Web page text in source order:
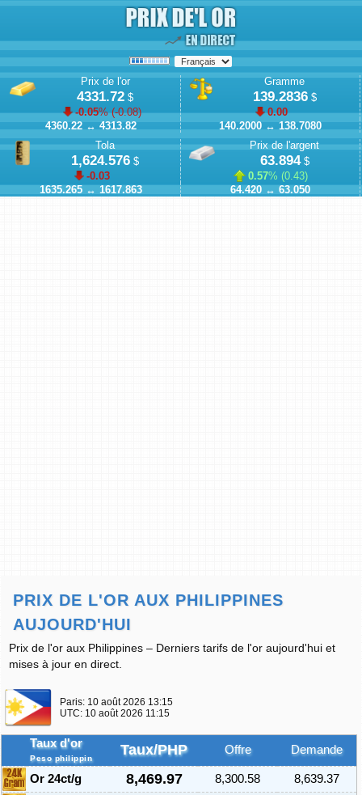
Prix de l'or
4331.72 $
-0.05% (-0.08)
4360.22↔4313.82
Gramme
139.2836$
0.00
140.2000↔138.7080
Tola
1,624.576 $
-0.03
1635.265 ↔ 1617.863
Prix de l'argent
63.894$
0.57% (0.43)
64.420 ↔ 63.050
PRIX DE L'OR AUX PHILIPPINES
AUJOURD'HUI
Prix de l'or aux Philippines – Derniers tarifs de l'or aujourd'hui et
mises à jour en direct.
Paris: 10 août 2026 13:15
UTC: 10 août 2026 11:15
Taux d'or
Peso philippin
Taux/PHP Offre Demande
Or 24ct/g 8,469.97 8,300.58
8,639.37